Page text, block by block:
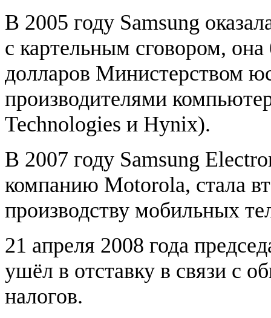
В 2005 году Samsung
с картельным сговором,
долларов Министерством
производителями
Technologies и Hynix).
В 2007 году Samsung
компанию Motorola, стала
производству мобильных
21 апреля 2008 года
ушёл в отставку в связи с
налогов.